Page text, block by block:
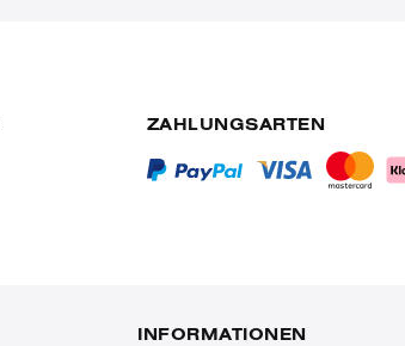
ZAHLUNGSARTEN
INFORMATIONEN